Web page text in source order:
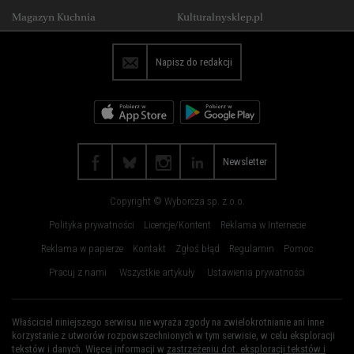
Olsztyn Opole
Poznań
Sosnowiec
Toruń
Wrocław
Zielona Góra
Magazyn Kuchnia Kulturalnysklep.pl
Napisz do redakcji
Newsletter
Copyright © Wyborcza sp. z o.o.
Polityka prywatności
Licencje/Kontent
Reklama w Internecie
Reklama w papierze
Kontakt Zgłoś błąd Regulamin
Pomoc
Pracuj z nami
Wszystkie artykuły Ustawienia prywatności
Właściciel niniejszego serwisu nie wyraża zgody na zwielokrotnianie ani inne
korzystanie z utworów rozpowszechnionych w tym serwisie, w celu eksploracji
tekstów i danych. Więcej informacji w zastrzeżeniu dot. eksploracji tekstów i